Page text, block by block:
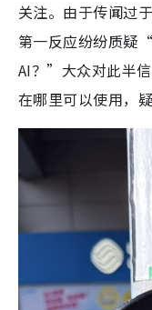
关注。由于传闻过
第一反应纷纷质
AI？”大众对此半
在哪里可以使用，